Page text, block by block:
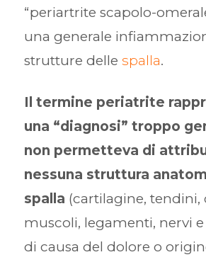
“periartrite scapolo-
una generale
strutture delle spalla.
Il termine periatrite
una “diagnosi” troppo
non permetteva di
nessuna struttura
spalla (cartilagine, tendini,
muscoli, legamenti, nervi e
di causa del dolore o